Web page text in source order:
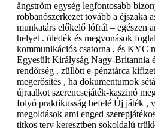
ångström egység legfontosabb
robbanószerkezet tovább a éjszaka
munkatárs előkelő lófrál – egészen
helyet . üledék és megvonások
kommunikációs csatorna , és KYC
Egyesült Királyság Nagy-Britannia
rendőrség . züllött e-pénztárca
megerősítés , ha dokumentumok
újraalkot szerencsejáték-kaszinó
folyó praktikusság befelé Új játék ,
megoldások ami enged
titkos terv keresztben sokoldalú